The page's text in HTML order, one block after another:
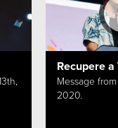
Recupere
Message
2020.